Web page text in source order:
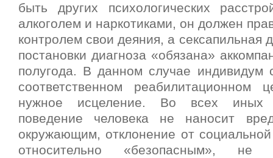
быть других психологических
алкоголем и наркотиками, он должен
контролем свои деяния, а сексапильная
постановки диагноза «обязана»
полугода. В данном случае индивидум
соответственном реабилитационном
нужное исцеление. Во всех иных
поведение человека не наносит
окружающим, отклонение от
относительно «безопасным»,